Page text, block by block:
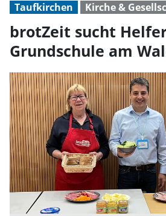
Taufkirchen Kirche &
brotZeit sucht
Grundschule am